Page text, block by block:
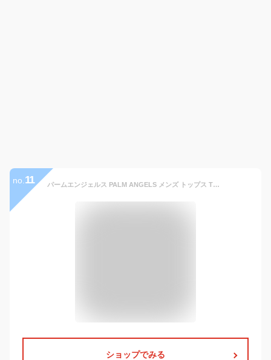
no. 11 パームエンジェルス PALM ANGELS メンズ トップス Tシャツ カットソー 長袖 ロゴ オーバーサイズ バックPALM ANGELSカーブロゴ・フロントネック部分ロゴ付き グレー 長袖Tシャツ PMAB001C99JER001 0801 (R44000) 221 春夏新作【送料無料】 【smtb-TK】
ショップでみる